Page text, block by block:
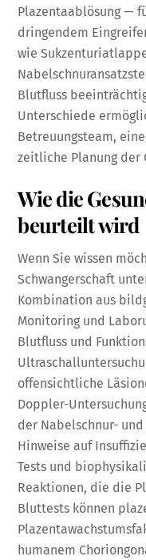
Plazentaablösung —
dringendem
wie
Blutfluss
Unterschiede
Betreuungsteam,
zeitliche Planung der
Wie die
beurteilt wird
Wenn Sie wissen
Schwangerschaft
Kombination aus
Monitoring und
Blutfluss und
offensichtliche
Doppler-
der Nabelschnur-
Hinweise auf
Tests und
Reaktionen, die die
Bluttests können
humanem